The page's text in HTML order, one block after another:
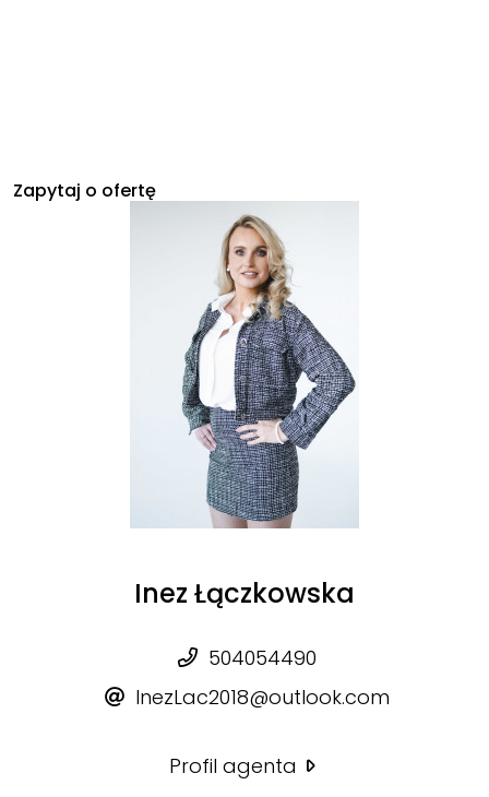
Zapytaj o ofertę
Inez Łączkowska
504054490
InezLac2018@outlook.com
Profil agenta